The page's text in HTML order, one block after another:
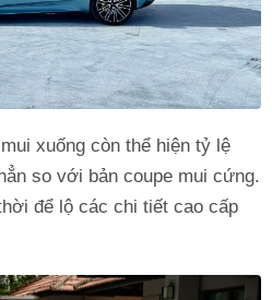
xuống còn thể hiện tỷ lệ
so với bản coupe mui cứng.
để lộ các chi tiết cao cấp